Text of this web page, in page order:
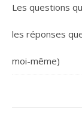
Les questions
les réponses
moi-même)